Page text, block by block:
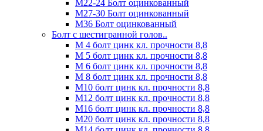
М22-24 Болт оцинкованный
М27-30 Болт оцинкованный
М36 Болт оцинкованный
Болт с шестигранной голов..
М 4 болт цинк кл. прочности 8,8
М 5 болт цинк кл. прочности 8,8
М 6 болт цинк кл. прочности 8,8
М 8 болт цинк кл. прочности 8,8
М10 болт цинк кл. прочности 8,8
М12 болт цинк кл. прочности 8,8
М16 болт цинк кл. прочности 8,8
М20 болт цинк кл. прочности 8,8